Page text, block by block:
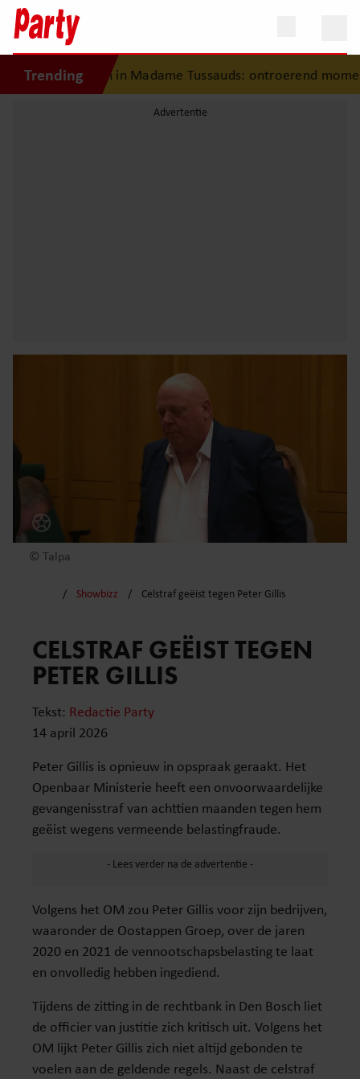
Trending
in Madame Tussauds: ontroerend moment eindigt in
© Talpa
Showbizz Celstraf geëist tegen Peter Gillis
CELSTRAF GEËIST TEGEN
PETER GILLIS
Tekst: Redactie Party
14 april 2026
Peter Gillis is opnieuw in opspraak geraakt. Het
Openbaar Ministerie heeft een onvoorwaardelijke
gevangenisstraf van achttien maanden tegen hem
geëist wegens vermeende belastingfraude.
Volgens het OM zou Peter Gillis voor zijn bedrijven,
waaronder de Oostappen Groep, over de jaren
2020 en 2021 de vennootschapsbelasting te laat
en onvolledig hebben ingediend.
Tijdens de zitting in de rechtbank in Den Bosch liet
de officier van justitie zich kritisch uit. Volgens het
OM lijkt Peter Gillis zich niet altijd gebonden te
voelen aan de geldende regels. Naast de celstraf